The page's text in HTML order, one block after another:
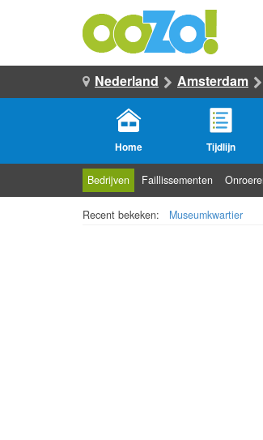
Nederland Amsterdam
Home Tijdlijn
Bedrijven Faillissementen
Recent bekeken: Museumkwartier